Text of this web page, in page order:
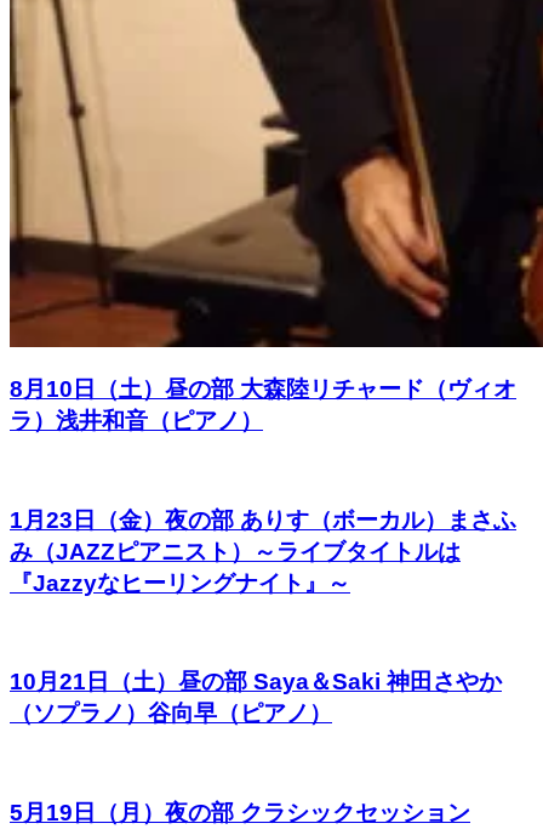
8月10日（土）昼の部 大森陸リチャード（ヴィオ
ラ）浅井和音（ピアノ）
1月23日（金）夜の部 ありす（ボーカル）まさふ
み（JAZZピアニスト）～ライブタイトルは
『Jazzyなヒーリングナイト』～
10月21日（土）昼の部 Saya＆Saki 神田さやか
（ソプラノ）谷向早（ピアノ）
5月19日（月）夜の部 クラシックセッション